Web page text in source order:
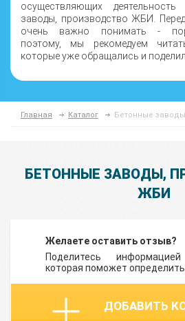
осуществляющих
заводы, производство ЖБИ.
очень важно понимать -
поэтому, мы рекомедуем
которые уже обращались и
Главная Каталог Бетонные
БЕТОННЫЕ ЗАВОДЫ,
ЖБИ
Желаете оставить отзыв?
Поделитесь
которая поможет
ДОБАВИТЬ